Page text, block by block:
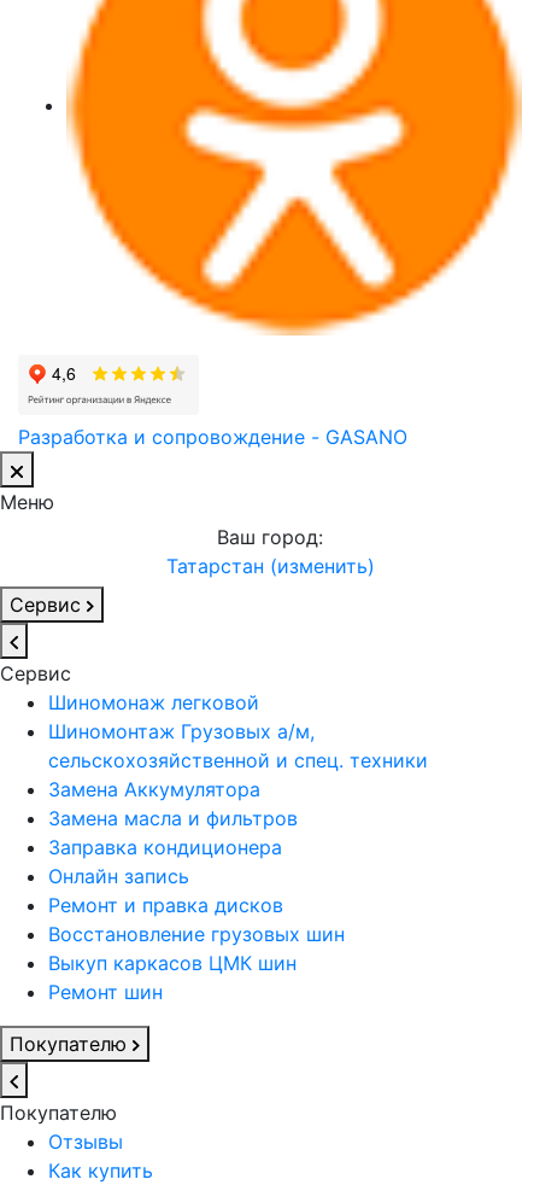
Разработка и сопровождение - GASANO
Меню
Ваш город:
Татарстан (изменить)
Сервис
Сервис
Шиномонаж легковой
Шиномонтаж Грузовых а/м,
сельскохозяйственной и спец. техники
Замена Аккумулятора
Замена масла и фильтров
Заправка кондиционера
Онлайн запись
Ремонт и правка дисков
Восстановление грузовых шин
Выкуп каркасов ЦМК шин
Ремонт шин
Покупателю
Покупателю
Отзывы
Как купить